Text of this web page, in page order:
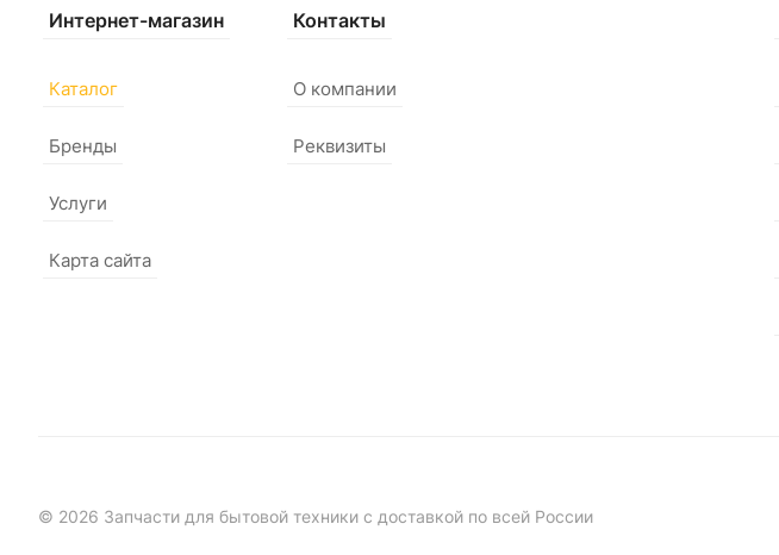
Интернет-магазин
Каталог
Бренды
Услуги
Карта сайта
Контакты
О компании
Реквизиты
© 2026 Запчасти для бытовой техники с доставкой по всей России